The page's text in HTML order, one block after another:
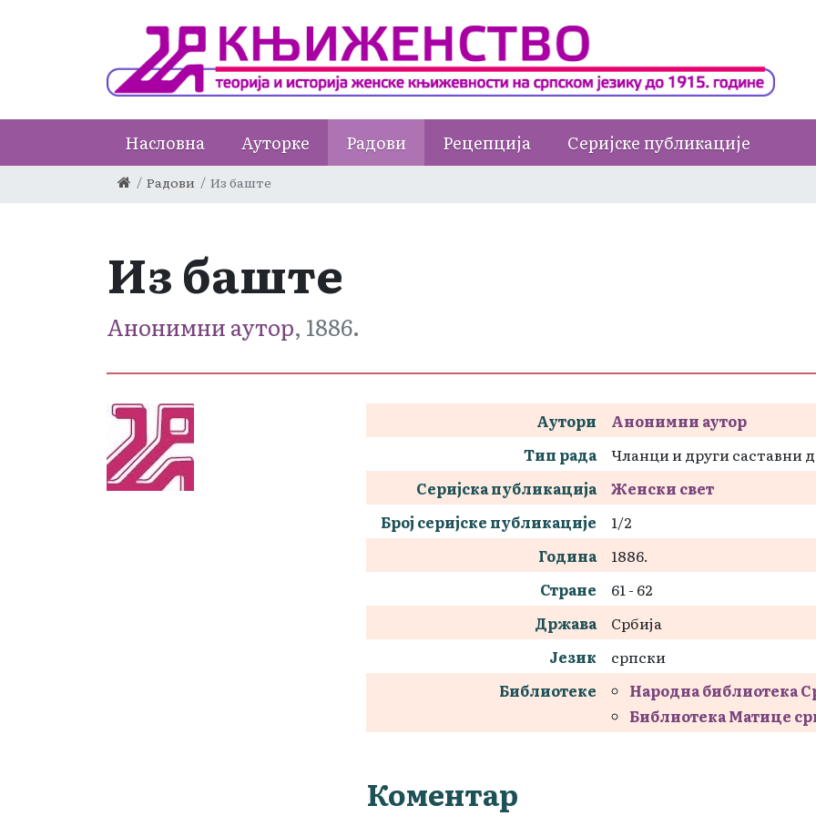
Насловна Ауторке Радови Рецепција Серијске публикације
Радови Из баште
Из баште
Анонимни аутор, 1886.
Аутори
Анонимни аутор
Тип рада
Чланци и други саставни
Серијска публикација
Женски свет
Број серијске публикације
1/2
Година
1886.
Стране
61 - 62
Држава
Србија
Језик
српски
Библиотеке
Народна библиотека
Библиотека Матице
Коментар